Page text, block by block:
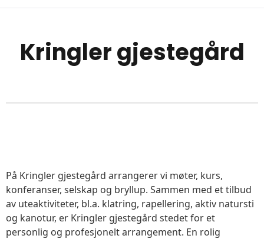
Kringler gjestegård
På Kringler gjestegård arrangerer vi møter, kurs,
konferanser, selskap og bryllup. Sammen med et tilbud
av uteaktiviteter, bl.a. klatring, rapellering, aktiv natursti
og kanotur, er Kringler gjestegård stedet for et
personlig og profesjonelt arrangement. En rolig